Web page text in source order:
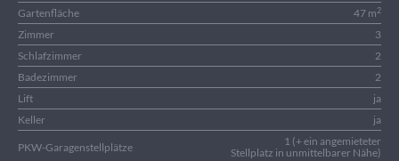
Gartenfläche
47 m2
Zimmer
3
Schlafzimmer
2
Badezimmer
2
Lift
ja
Keller
ja
PKW-Garagenstellplätze
1 (+ ein angemieteter
Stellplatz in unmittelbarer Nähe)